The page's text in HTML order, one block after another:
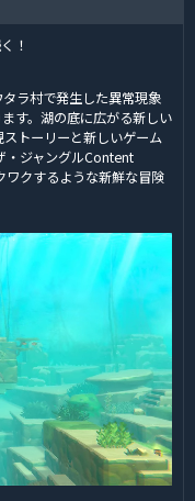
！
ラ村で発生した異常現象
す。湖の底に広がる新しい
トーリーと新しいゲーム
・ジャングルContent
クするような新鮮な冒険